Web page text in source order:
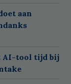
aan
AI-tool tijd bij